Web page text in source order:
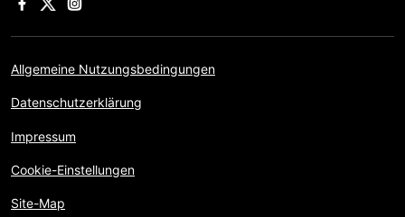
Allgemeine Nutzungsbedingungen
Datenschutzerklärung
Impressum
Cookie-Einstellungen
Site-Map